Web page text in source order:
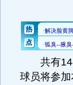
共有144
球员将参